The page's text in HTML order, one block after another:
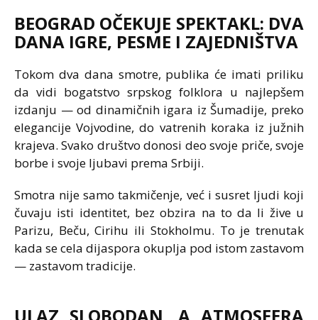
BEOGRAD OČEKUJE SPEKTAKL: DVA
DANA IGRE, PESME I ZAJEDNIŠTVA
Tokom dva dana smotre, publika će imati priliku
da vidi bogatstvo srpskog folklora u najlepšem
izdanju — od dinamičnih igara iz Šumadije, preko
elegancije Vojvodine, do vatrenih koraka iz južnih
krajeva. Svako društvo donosi deo svoje priče, svoje
borbe i svoje ljubavi prema Srbiji.
Smotra nije samo takmičenje, već i susret ljudi koji
čuvaju isti identitet, bez obzira na to da li žive u
Parizu, Beču, Cirihu ili Stokholmu. To je trenutak
kada se cela dijaspora okuplja pod istom zastavom
— zastavom tradicije.
ULAZ SLOBODAN, A ATMOSFERA